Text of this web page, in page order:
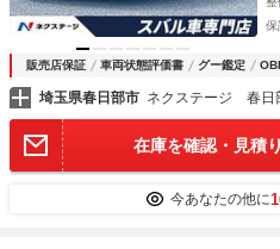
保
販売店保証 車両状態評価書 グー鑑定
埼玉県春日部市 ネクステージ 春日
在庫を確認・見積
今あなたの他に